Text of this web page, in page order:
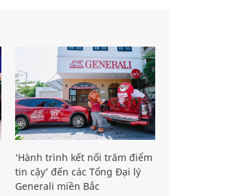
‘Hành trình kết nối trăm điểm
tin cậy’ đến các Tổng Đại lý
Generali miền Bắc